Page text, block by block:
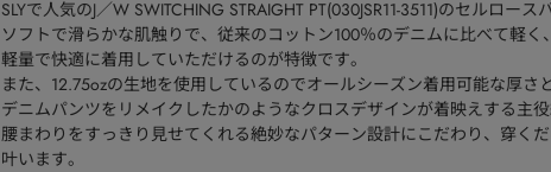
SLYで人気のJ／W SWITCHING STRAIGHT PT(030JSR11-3511)のセルロース
ソフトで滑らかな肌触りで、従来のコットン100％のデニムに比べて軽く
軽量で快適に着用していただけるのが特徴です。
また、12.75ozの生地を使用しているのでオールシーズン着用可能な厚さ
デニムパンツをリメイクしたかのようなクロスデザインが着映えする主役
腰まわりをすっきり見せてくれる絶妙なパターン設計にこだわり、穿く
叶います。